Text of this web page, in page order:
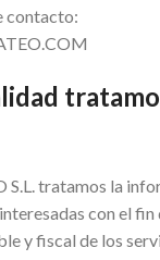
contacto:
S.L. tratamos la
con el
y fiscal de los